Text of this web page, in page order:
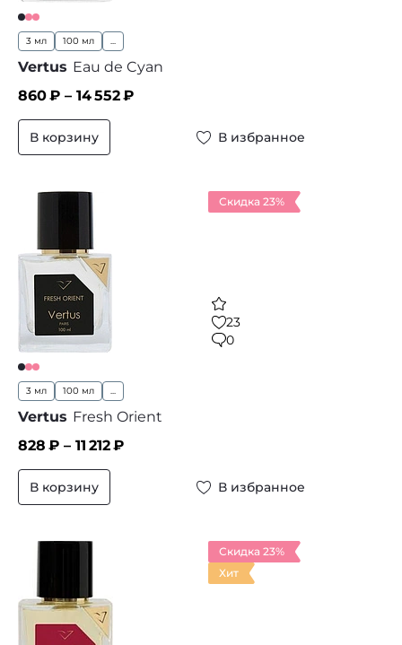
3 мл 100 мл ...
Vertus Eau de Cyan
860₽ – 14 552₽
В корзину В избранное
Скидка 23%
23
0
3 мл 100 мл ...
Vertus Fresh Orient
828 ₽ – 11 212₽
В корзину В избранное
Скидка 23%
Хит